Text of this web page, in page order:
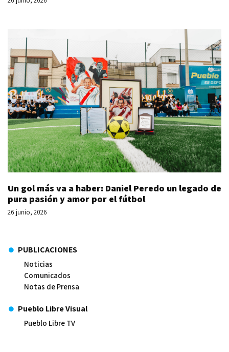
Un gol más va a haber: Daniel Peredo un legado de
pura pasión y amor por el fútbol
26 junio, 2026
PUBLICACIONES
Noticias
Comunicados
Notas de Prensa
Pueblo Libre Visual
Pueblo Libre TV